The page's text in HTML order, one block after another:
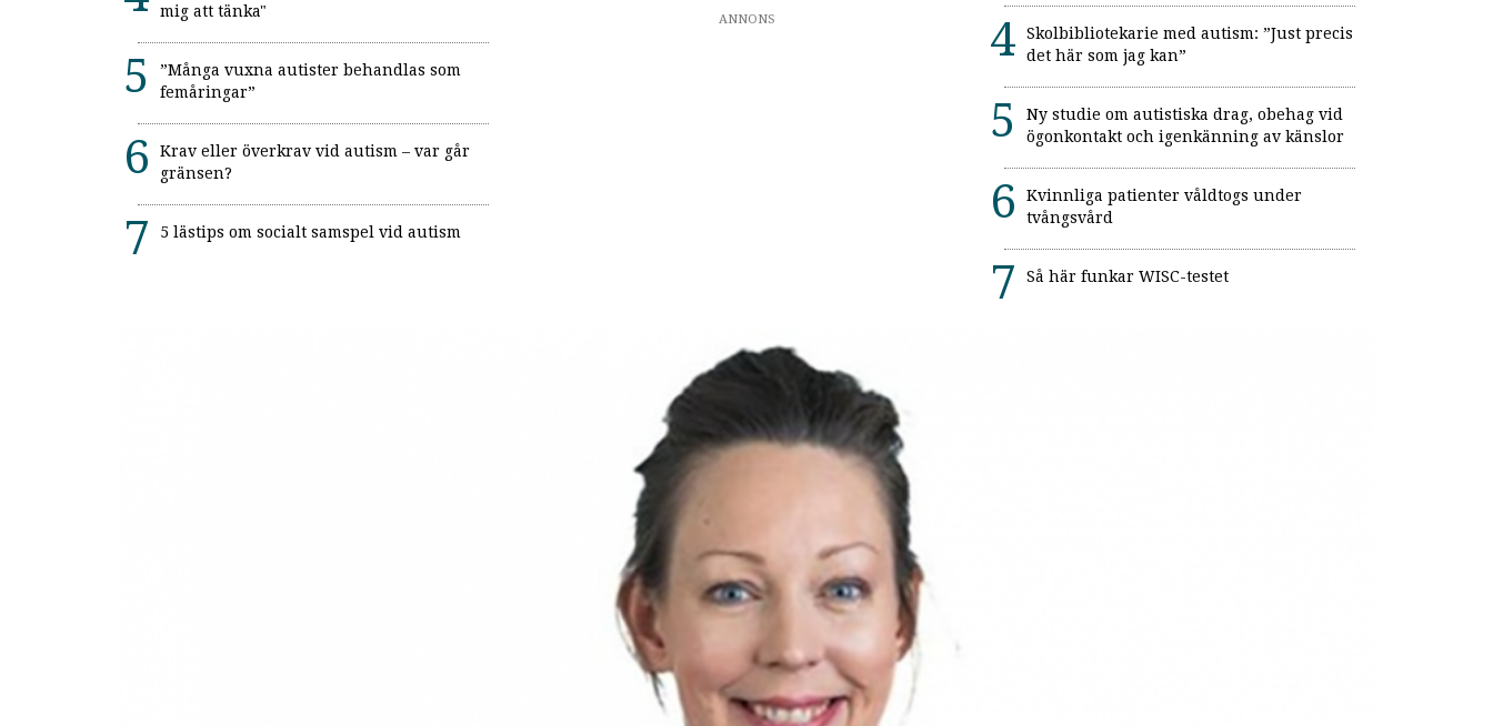
mig att tänka"
”Många vuxna autister behandlas som
femåringar”
Krav eller överkrav vid autism – var går
gränsen?
5 lästips om socialt samspel vid autism
ANNONS
Skolbibliotekarie med autism: ”Just precis
det här som jag kan”
Ny studie om autistiska drag, obehag vid
ögonkontakt och igenkänning av känslor
Kvinnliga patienter våldtogs under
tvångsvård
Så här funkar WISC-testet